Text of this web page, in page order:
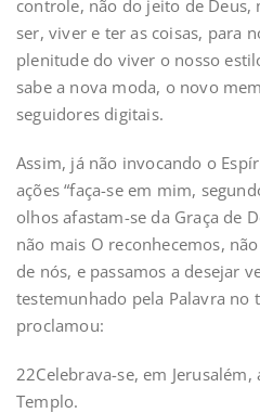
controle, não do jeito de Deus,
ser, viver e ter as coisas, para
plenitude do viver o nosso
sabe a nova moda, o novo
seguidores digitais.
Assim, já não invocando o
ações “faça-se em mim,
olhos afastam-se da Graça de
não mais O reconhecemos,
de nós, e passamos a desejar
testemunhado pela Palavra no
proclamou:
22Celebrava-se, em
Templo.